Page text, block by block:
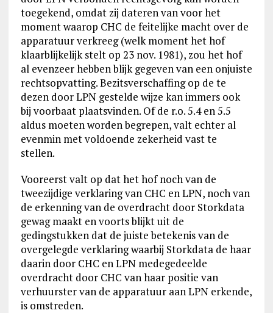
toegekend, omdat zij dateren van voor het
moment waarop CHC de feitelijke macht over de
apparatuur verkreeg (welk moment het hof
klaarblijkelijk stelt op 23 nov. 1981), zou het hof
al evenzeer hebben blijk gegeven van een onjuiste
rechtsopvatting. Bezitsverschaffing op de te
dezen door LPN gestelde wijze kan immers ook
bij voorbaat plaatsvinden. Of de r.o. 5.4 en 5.5
aldus moeten worden begrepen, valt echter al
evenmin met voldoende zekerheid vast te
stellen.
Vooreerst valt op dat het hof noch van de
tweezijdige verklaring van CHC en LPN, noch van
de erkenning van de overdracht door Storkdata
gewag maakt en voorts blijkt uit de
gedingstukken dat de juiste betekenis van de
overgelegde verklaring waarbij Storkdata de haar
daarin door CHC en LPN medegedeelde
overdracht door CHC van haar positie van
verhuurster van de apparatuur aan LPN erkende,
is omstreden.